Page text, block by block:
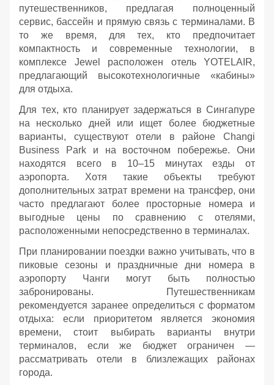
путешественников, предлагая полноценный
сервис, бассейн и прямую связь с терминалами. В
то же время, для тех, кто предпочитает
компактность и современные технологии, в
комплексе Jewel расположен отель YOTELAIR,
предлагающий высокотехнологичные «кабины»
для отдыха.
Для тех, кто планирует задержаться в Сингапуре
на несколько дней или ищет более бюджетные
варианты, существуют отели в районе Changi
Business Park и на восточном побережье. Они
находятся всего в 10–15 минутах езды от
аэропорта. Хотя такие объекты требуют
дополнительных затрат времени на трансфер, они
часто предлагают более просторные номера и
выгодные цены по сравнению с отелями,
расположенными непосредственно в терминалах.
При планировании поездки важно учитывать, что в
пиковые сезоны и праздничные дни номера в
аэропорту Чанги могут быть полностью
забронированы. Путешественникам
рекомендуется заранее определиться с форматом
отдыха: если приоритетом является экономия
времени, стоит выбирать варианты внутри
терминалов, если же бюджет ограничен —
рассматривать отели в близлежащих районах
города.